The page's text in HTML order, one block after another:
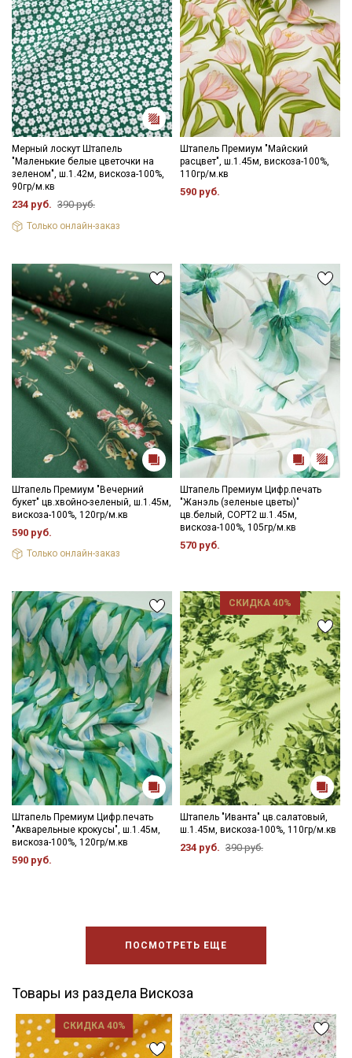
Мерный лоскут Штапель
"Маленькие белые цветочки на
зеленом", ш.1.42м, вискоза-100%,
90гр/м.кв
234 руб. 390 руб.
Только онлайн-заказ
Штапель Премиум "Майский
расцвет", ш.1.45м, вискоза-100%,
110гр/м.кв
590 руб.
Штапель Премиум "Вечерний
букет" цв.хвойно-зеленый, ш.1.45м,
вискоза-100%, 120гр/м.кв
590 руб.
Только онлайн-заказ
Штапель Премиум Цифр.печать
"Жанэль (зеленые цветы)"
цв.белый, СОРТ2 ш.1.45м,
вискоза-100%, 105гр/м.кв
570 руб.
Штапель Премиум Цифр.печать
"Акварельные крокусы", ш.1.45м,
вискоза-100%, 120гр/м.кв
590 руб.
СКИДКА 40%
Штапель "Иванта" цв.салатовый,
ш.1.45м, вискоза-100%, 110гр/м.кв
234 руб. 390 руб.
ПОСМОТРЕТЬ ЕЩЕ
Товары из раздела Вискоза
СКИДКА 40%